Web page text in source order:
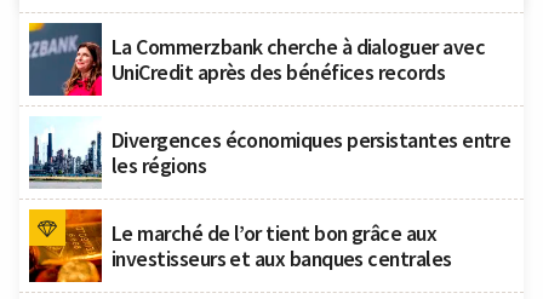
La Commerzbank cherche à dialoguer avec
UniCredit après des bénéfices records
Divergences économiques persistantes entre
les régions
Le marché de l’or tient bon grâce aux
investisseurs et aux banques centrales